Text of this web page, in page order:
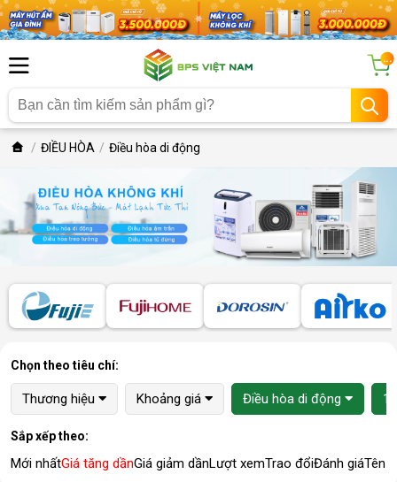
...
ĐIỀU HÒA Điều hòa di động
Chọn theo tiêu chí:
Thương hiệu Khoảng giá Điều hòa di động 1
Sắp xếp theo:
Mới nhấtGiá tăng dầnGiá giảm dầnLượt xemTrao đổiĐánh giáTên